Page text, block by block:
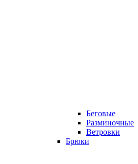
Беговые
Разминочные
Ветровки
Брюки